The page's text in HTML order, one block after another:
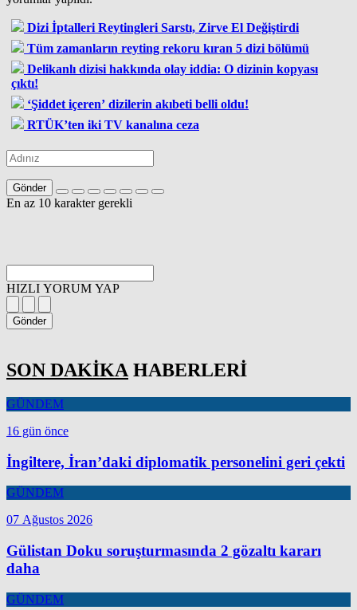
Dizi İptalleri Reytingleri Sarstı, Zirve El Değiştirdi
Tüm zamanların reyting rekoru kıran 5 dizi bölümü
Delikanlı dizisi hakkında olay iddia: O dizinin kopyası
çıktı!
‘Şiddet içeren’ dizilerin akıbeti belli oldu!
RTÜK’ten iki TV kanalına ceza
Gönder
En az 10 karakter gerekli
HIZLI YORUM YAP
Gönder
SON DAKİKA HABERLERİ
GÜNDEM
16 gün önce
İngiltere, İran’daki diplomatik personelini geri çekti
GÜNDEM
07 Ağustos 2026
Gülistan Doku soruşturmasında 2 gözaltı kararı
daha
GÜNDEM